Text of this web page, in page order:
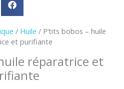
/ Huile / P’tits bobos – huile
et purifiante
réparatrice et